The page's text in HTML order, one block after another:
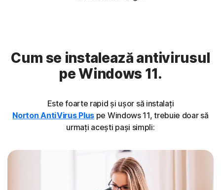
Cum se instalează antivirusul
pe Windows 11.
Este foarte rapid și ușor să instalați
Norton AntiVirus Plus pe Windows 11, trebuie doar să
urmați acești pași simpli: